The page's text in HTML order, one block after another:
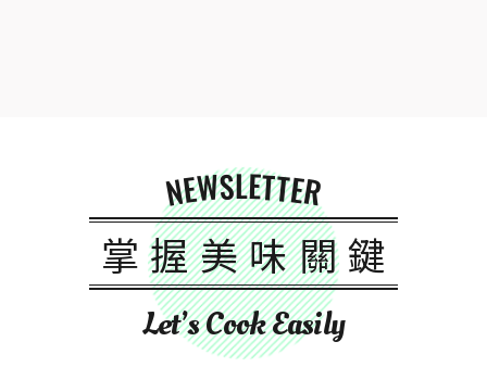
NEWSLETTER
掌握美味關鍵
Let’s Cook Easily